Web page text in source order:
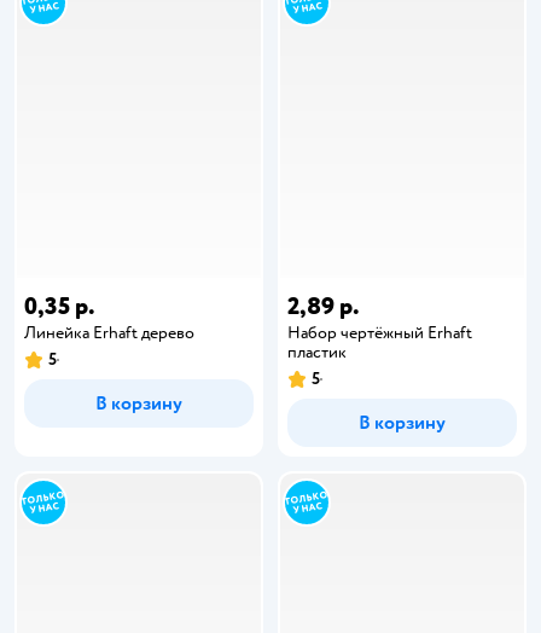
0,35 р.
Линейка Erhaft дерево
5
В корзину
2,89 р.
Набор чертёжный Erhaft
пластик
5
В корзину